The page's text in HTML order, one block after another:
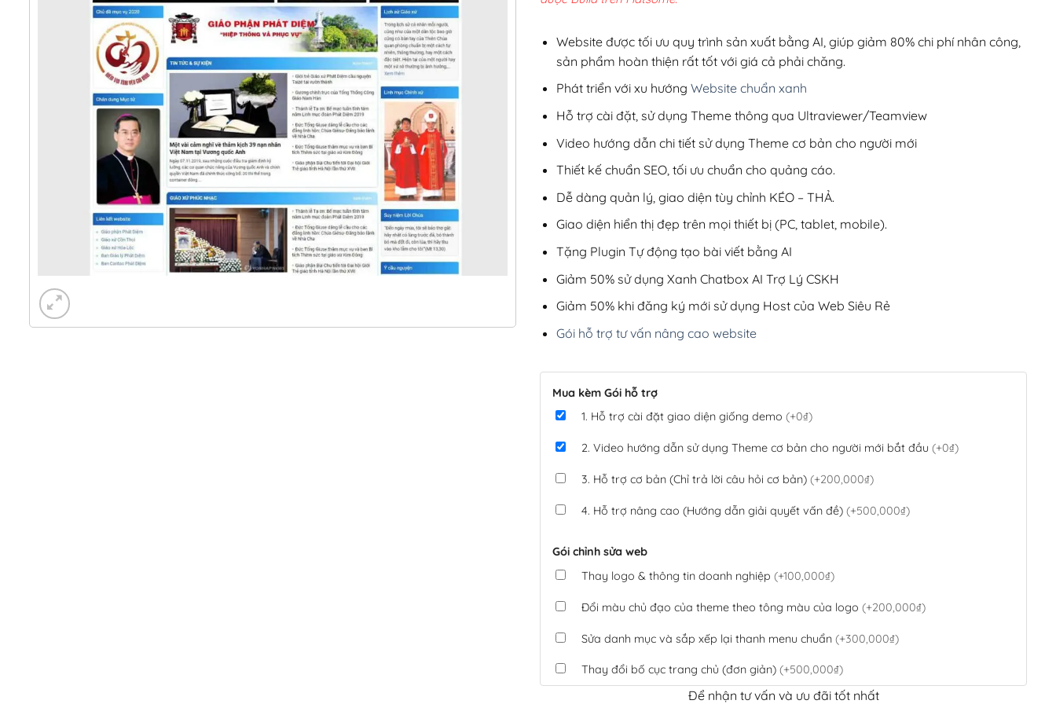
200,000₫.
Website được tối ưu quy trình sản xuất bằng AI, giúp giảm 80% chi phí nhân công,
sản phẩm hoàn thiện rất tốt với giá cả phải chăng.
Phát triển với xu hướng Website chuẩn xanh
Hỗ trợ cài đặt, sử dụng Theme thông qua Ultraviewer/Teamview
Video hướng dẫn chi tiết sử dụng Theme cơ bản cho người mới
Thiết kế chuẩn SEO, tối ưu chuẩn cho quảng cáo.
Dễ dàng quản lý, giao diện tùy chỉnh KÉO – THẢ.
Giao diện hiển thị đẹp trên mọi thiết bị (PC, tablet, mobile).
Tặng Plugin Tự động tạo bài viết bằng AI
Giảm 50% sử dụng Xanh Chatbox AI Trợ Lý CSKH
Giảm 50% khi đăng ký mới sử dụng Host của Web Siêu Rẻ
Gói hỗ trợ tư vấn nâng cao website
Mua kèm Gói hỗ trợ
1. Hỗ trợ cài đặt giao diện giống demo (+0₫)
2. Video hướng dẫn sử dụng Theme cơ bản cho người mới bắt đầu (+0₫)
3. Hỗ trợ cơ bản (Chỉ trả lời câu hỏi cơ bản) (+200,000₫)
4. Hỗ trợ nâng cao (Hướng dẫn giải quyết vấn đề) (+500,000₫)
Gói chỉnh sửa web
Thay logo & thông tin doanh nghiệp (+100,000₫)
Đổi màu chủ đạo của theme theo tông màu của logo (+200,000₫)
Sửa danh mục và sắp xếp lại thanh menu chuẩn (+300,000₫)
Thay đổi bố cục trang chủ (đơn giản) (+500,000₫)
Tích hợp thanh toán QR Code ngân hàng(+100,000₫)
Để nhận tư vấn và ưu đãi tốt nhất